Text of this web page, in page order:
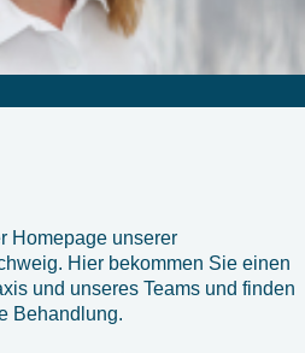
Homepage unserer
Hier bekommen Sie einen
und unseres Teams und finden
Behandlung.